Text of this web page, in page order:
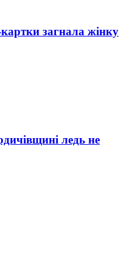
загнала жінку
ледь не